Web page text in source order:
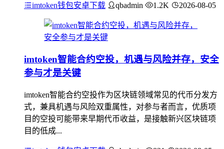
imtoken钱包安卓下载 qbadmin 1.2K 2026-08-05
imtoken智能合约空投，机遇与风险并存，安全
参与才是关键
imtoken智能合约空投作为区块链领域常见的代币分发方
式，兼具机遇与风险双重属性，对参与者而言，优质项
目的空投可能带来早期代币收益，是接触新兴区块链项
目的低成...